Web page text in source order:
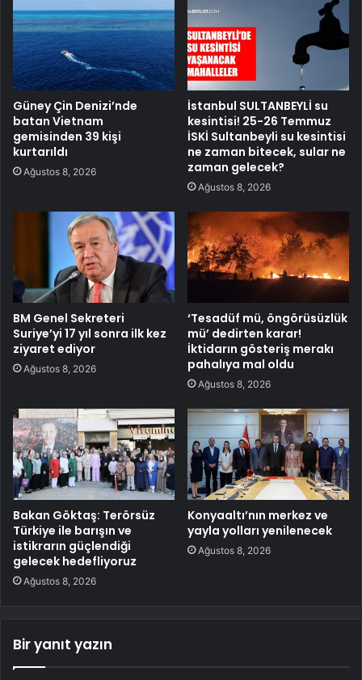
Güney Çin Denizi’nde
batan Vietnam
gemisinden 39 kişi
kurtarıldı
Ağustos 8, 2026
İstanbul SULTANBEYLİ su
kesintisi! 25-26 Temmuz
İSKİ Sultanbeyli su kesintisi
ne zaman bitecek, sular ne
zaman gelecek?
Ağustos 8, 2026
BM Genel Sekreteri
Suriye’yi 17 yıl sonra ilk kez
ziyaret ediyor
Ağustos 8, 2026
‘Tesadüf mü, öngörüsüzlük
mü’ dedirten karar!
İktidarın gösteriş merakı
pahalıya mal oldu
Ağustos 8, 2026
Bakan Göktaş: Terörsüz
Türkiye ile barışın ve
istikrarın güçlendiği
gelecek hedefliyoruz
Ağustos 8, 2026
Konyaaltı’nın merkez ve
yayla yolları yenilenecek
Ağustos 8, 2026
Bir yanıt yazın